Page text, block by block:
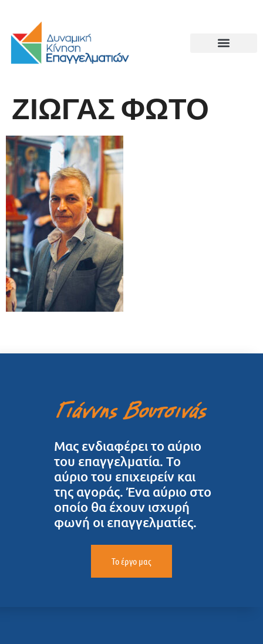
ΖΙΩΓΑΣ ΦΩΤΟ
Μας ενδιαφέρει το αύριο
του επαγγελματία. Το
αύριο του επιχειρείν και
της αγοράς. Ένα αύριο στο
οποίο θα έχουν ισχυρή
φωνή οι επαγγελματίες.
Το έργο μας